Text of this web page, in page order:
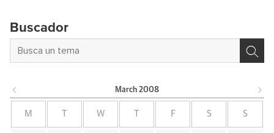
Buscador
March 2008
M W F S S